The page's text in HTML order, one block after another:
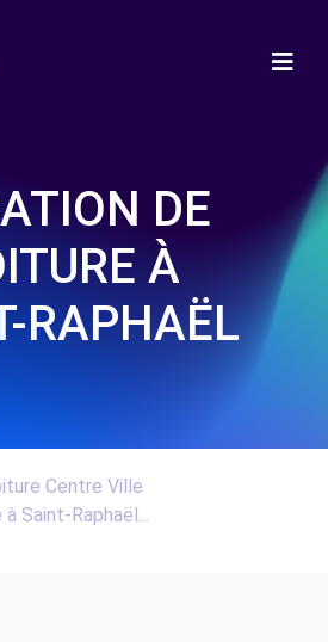
DE
À
RAPHAËL
Centre Ville
Saint-Raphaël...